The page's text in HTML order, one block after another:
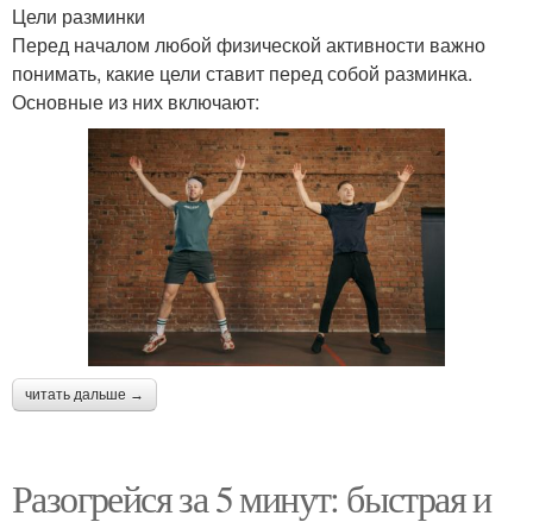
Цели разминки
Перед началом любой физической активности важно
понимать, какие цели ставит перед собой разминка.
Основные из них включают:
читать дальше →
Разогрейся за 5 минут: быстрая и